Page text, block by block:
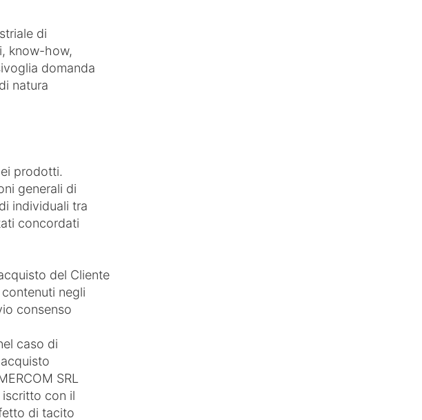
di
know-how,
domanda
natura
prodotti.
generali di
individuali tra
concordati
del Cliente
negli
consenso
caso di
SRL
con il
di tacito